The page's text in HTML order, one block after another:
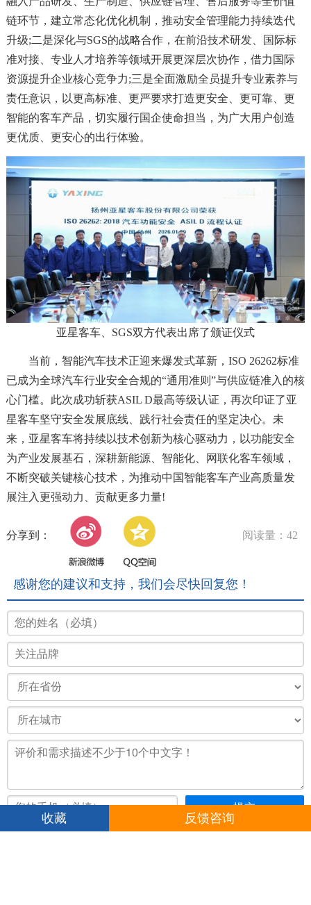
链环节，建立常态化优化机制，推动安全管理能力持续迭代
升级;二是深化与SGS的战略合作，在前沿技术研发、国际标
准对接、专业人才培养等领域开展更深层次协作，借力国际
资源提升企业核心竞争力;三是全面激励全员提升专业素养与
责任意识，以更高标准、更严要求打造更安全、更可靠、更
智能的客车产品，切实履行国企使命担当，为广大用户创造
更优质、更安心的出行体验。
亚星客车、SGS双方代表出席了颁证仪式
当前，智能汽车技术正迎来爆发式革新，ISO 26262标准
已成为全球汽车行业安全合规的“通用准则”与供应链准入的核
心门槛。此次成功斩获ASIL D最高等级认证，再次印证了亚
星客车坚守安全发展底线、践行社会责任的坚定决心。未
来，亚星客车将持续以技术创新为核心驱动力，以功能安全
为产业发展基石，深耕新能源、智能化、网联化客车领域，
不断突破关键核心技术，为推动中国智能客车产业高质量发
展注入更强动力、贡献更多力量!
分享到： 阅读量：42
感谢您的建议和支持，我们会尽快回复您！